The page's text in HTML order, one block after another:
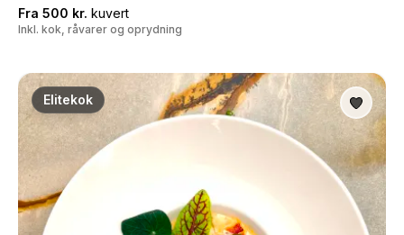
Fra 500 kr. kuvert
Inkl. kok, råvarer og oprydning
Elitekok